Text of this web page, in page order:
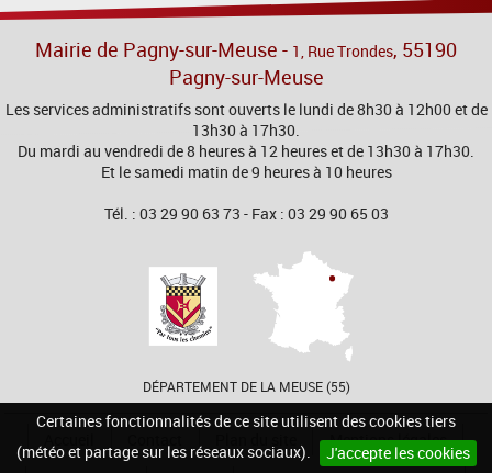
Certaines fonctionnalités de ce site utilisent des cookies tiers
(météo et partage sur les réseaux sociaux).
J'accepte les cookies
Mairie de Pagny-sur-Meuse - 1, Rue Trondes, 55190
Pagny-sur-Meuse
Les services administratifs sont ouverts le lundi de 8h30 à 12h00 et de
13h30 à 17h30.
Du mardi au vendredi de 8 heures à 12 heures et de 13h30 à 17h30.
Et le samedi matin de 9 heures à 10 heures
Tél. : 03 29 90 63 73 - Fax : 03 29 90 65 03
DÉPARTEMENT DE LA MEUSE (55)
Mentions légales